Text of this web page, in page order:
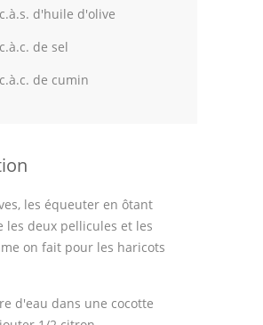
d'huile d'olive
de sel
de cumin
les équeuter en ôtant
les deux pellicules et les
on fait pour les haricots
d'eau dans une cocotte